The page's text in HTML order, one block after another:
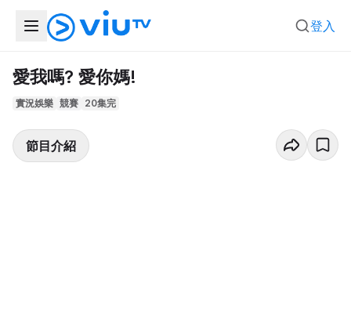
登入
愛我嗎? 愛你媽!
實況娛樂 競賽 20集完
節目介紹